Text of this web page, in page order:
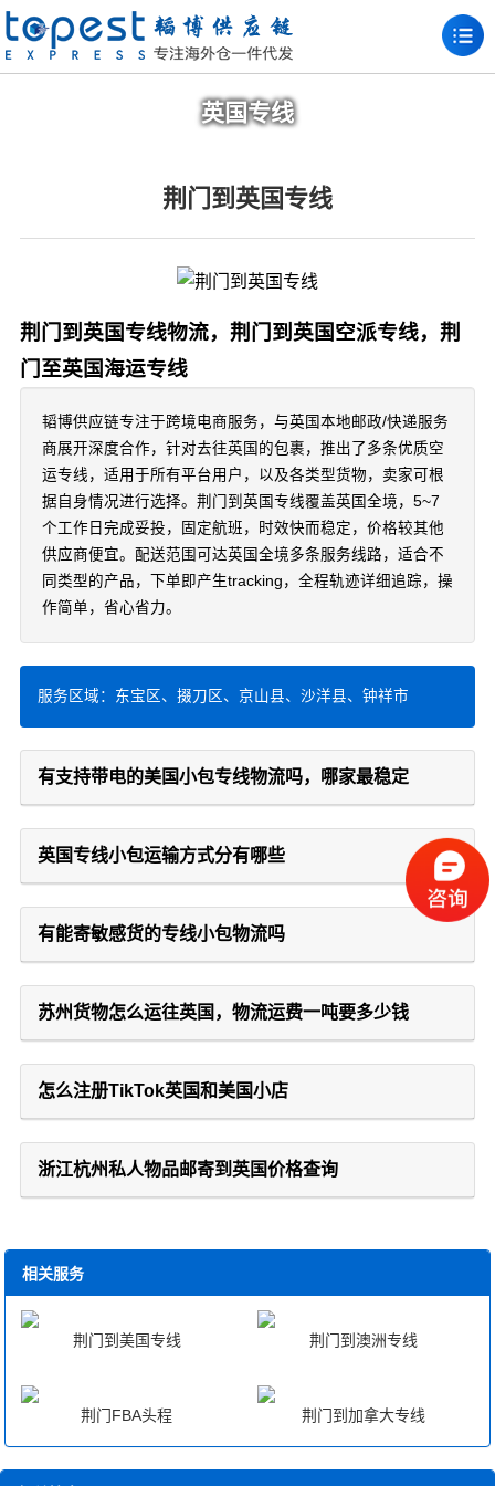
英国专线
荆门到英国专线
荆门到英国专线物流，荆门到英国空派专线，荆
门至英国海运专线
韬博供应链专注于跨境电商服务，与英国本地邮政/快递服务
商展开深度合作，针对去往英国的包裹，推出了多条优质空
运专线，适用于所有平台用户，以及各类型货物，卖家可根
据自身情况进行选择。荆门到英国专线覆盖英国全境，5~7
个工作日完成妥投，固定航班，时效快而稳定，价格较其他
供应商便宜。配送范围可达英国全境多条服务线路，适合不
同类型的产品，下单即产生tracking，全程轨迹详细追踪，操
作简单，省心省力。
服务区域：东宝区、掇刀区、京山县、沙洋县、钟祥市
有支持带电的美国小包专线物流吗，哪家最稳定
英国专线小包运输方式分有哪些
有能寄敏感货的专线小包物流吗
苏州货物怎么运往英国，物流运费一吨要多少钱
怎么注册TikTok英国和美国小店
浙江杭州私人物品邮寄到英国价格查询
相关服务
荆门到美国专线 荆门到澳洲专线
荆门FBA头程 荆门到加拿大专线